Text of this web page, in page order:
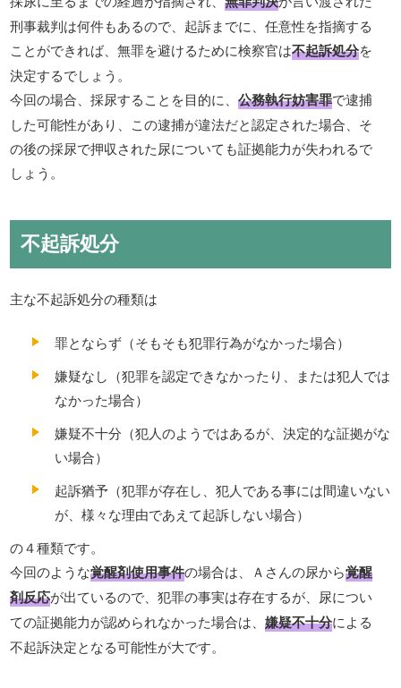
刑事裁判は何件もあるので、起訴までに、任意性を指摘する
ことができれば、無罪を避けるために検察官は不起訴処分を
決定するでしょう。
今回の場合、採尿することを目的に、公務執行妨害罪で逮捕
した可能性があり、この逮捕が違法だと認定された場合、そ
の後の採尿で押収された尿についても証拠能力が失われるで
しょう。
不起訴処分
主な不起訴処分の種類は
罪とならず（そもそも犯罪行為がなかった場合）
嫌疑なし（犯罪を認定できなかったり、または犯人では
なかった場合）
嫌疑不十分（犯人のようではあるが、決定的な証拠がな
い場合）
起訴猶予（犯罪が存在し、犯人である事には間違いない
が、様々な理由であえて起訴しない場合）
の４種類です。
今回のような覚醒剤使用事件の場合は、Ａさんの尿から覚醒
剤反応が出ているので、犯罪の事実は存在するが、尿につい
ての証拠能力が認められなかった場合は、嫌疑不十分による
不起訴決定となる可能性が大です。